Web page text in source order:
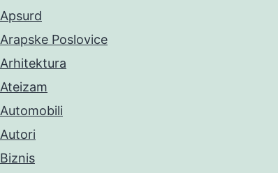
Apsurd
Arapske Poslovice
Arhitektura
Ateizam
Automobili
Autori
Biznis